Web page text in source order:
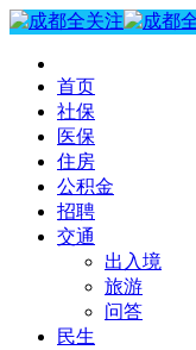
首页
社保
医保
住房
公积金
招聘
交通
出入境
旅游
问答
民生